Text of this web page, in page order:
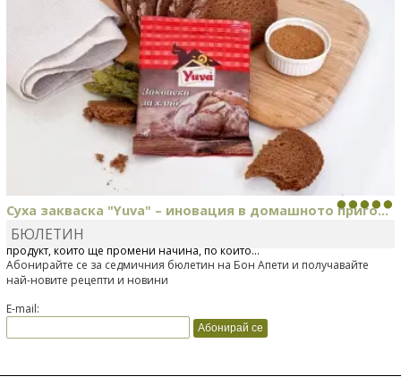
Суха закваска "Yuva" – иновация в домашното приго...
Отскоро Лесафр България стартира предлагането на изцяло нов
продукт, който ще промени начина, по който...
БЮЛЕТИН
Абонирайте се за седмичния бюлетин на Бон Апети и получавайте
най-новите рецепти и новини
E-mail: